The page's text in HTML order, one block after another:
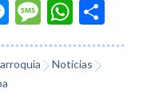
Mes
ger
Mes
e
Wh
App
Noticias